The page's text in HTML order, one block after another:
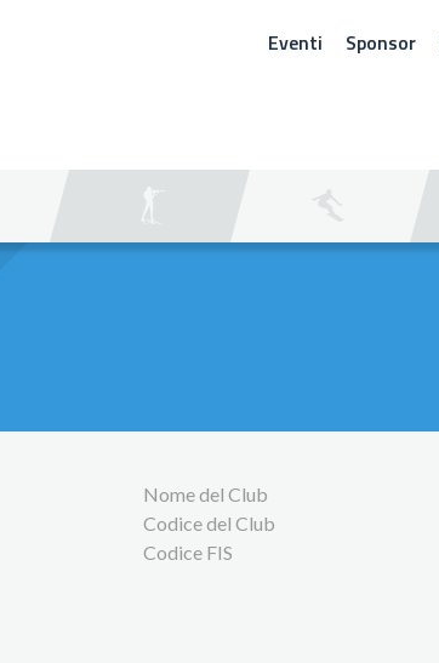
Eventi Sponsor
Nome del Club
Codice del Club
Codice FIS